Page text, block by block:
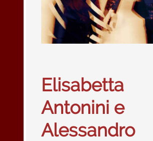
Elisabetta
Antonini e
Alessandro